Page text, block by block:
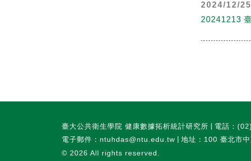
2024/12/25
20241213
臺大公共衛生學院 健康數據拓析統計研究所 電話：
電子郵件：ntuhdas@ntu.edu.tw
地址：100 臺北市
© 2026 All rights reserved.